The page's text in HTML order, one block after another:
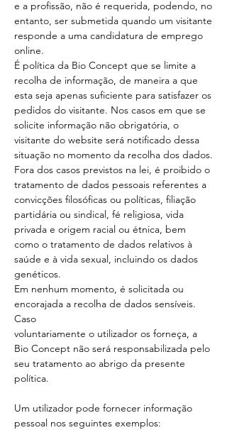
e a profissão, não é requerida, podendo, no
entanto, ser submetida quando um visitante
responde a uma candidatura de emprego
online.
É política da Bio Concept que se limite a
recolha de informação, de maneira a que
esta seja apenas suficiente para satisfazer os
pedidos do visitante. Nos casos em que se
solicite informação não obrigatória, o
visitante do website será notificado dessa
situação no momento da recolha dos dados.
Fora dos casos previstos na lei, é proibido o
tratamento de dados pessoais referentes a
convicções filosóficas ou políticas, filiação
partidária ou sindical, fé religiosa, vida
privada e origem racial ou étnica, bem
como o tratamento de dados relativos à
saúde e à vida sexual, incluindo os dados
genéticos.
Em nenhum momento, é solicitada ou
encorajada a recolha de dados sensíveis.
Caso
voluntariamente o utilizador os forneça, a
Bio Concept não será responsabilizada pelo
seu tratamento ao abrigo da presente
política.
Um utilizador pode fornecer informação
pessoal nos seguintes exemplos: